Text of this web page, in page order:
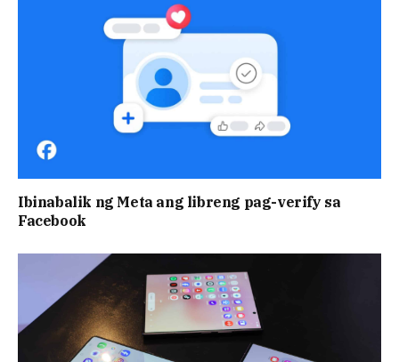
Ibinabalik ng Meta ang libreng pag-verify sa
Facebook